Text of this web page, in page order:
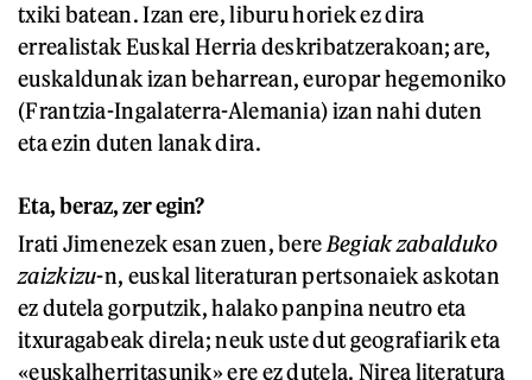
txiki batean. Izan ere, liburu horiek ez dira
errealistak Euskal Herria deskribatzerakoan; are,
euskaldunak izan beharrean, europar hegemoniko
(Frantzia-Ingalaterra-Alemania) izan nahi duten
eta ezin duten lanak dira.
Eta, beraz, zer egin?
Irati Jimenezek esan zuen, bere Begiak zabalduko
zaizkizu-n, euskal literaturan pertsonaiek askotan
ez dutela gorputzik, halako panpina neutro eta
itxuragabeak direla; neuk uste dut geografiarik eta
«euskalherritasunik» ere ez dutela. Nirea literatura